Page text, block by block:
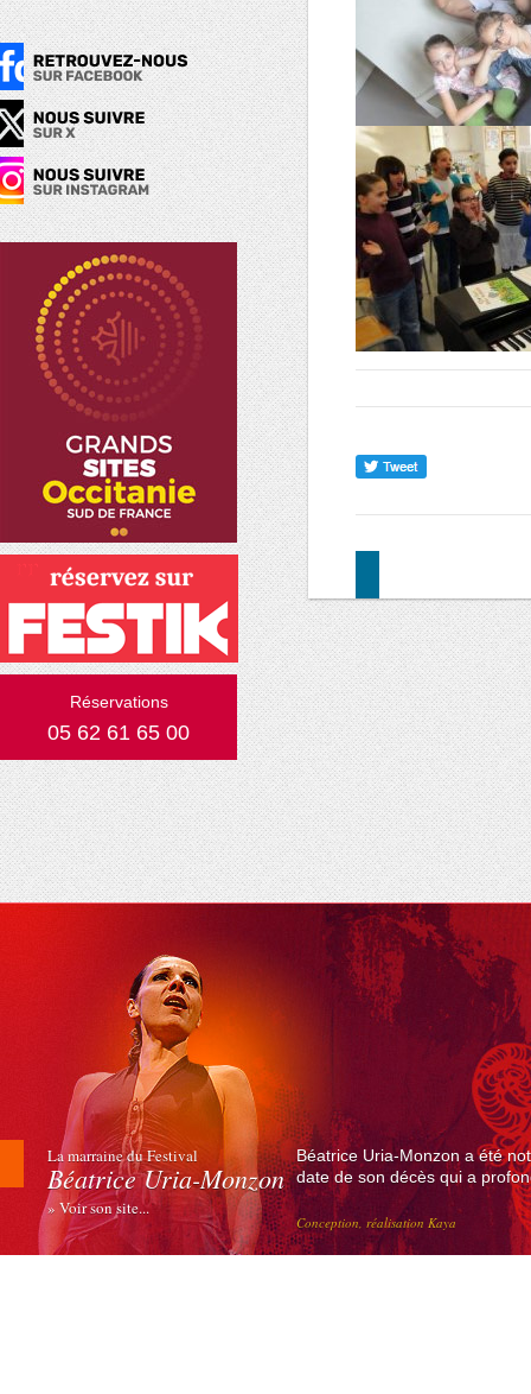
Réservations
05 62 61 65 00
La marraine du Festival
Béatrice Uria-Monzon
» Voir son site...
Béatrice Uria-Monzon a été
date de son décès qui a
Conception, réalisation Kaya